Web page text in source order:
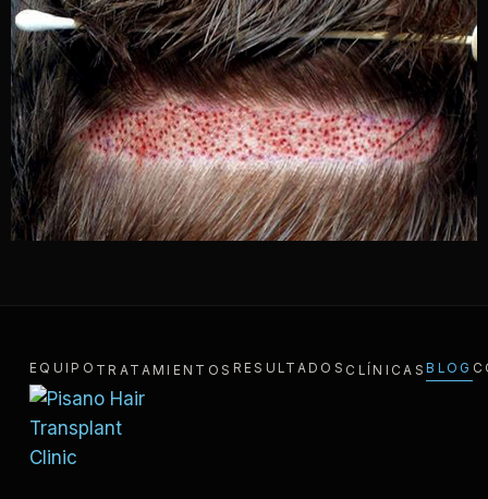
EQUIPO TRATAMIENTOS RESULTADOS CLÍNICASBLOG